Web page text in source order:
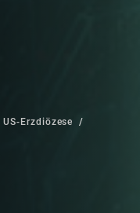
US-Erzdiözese